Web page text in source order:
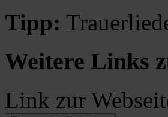
Tipp:
Weitere Links
Link zur